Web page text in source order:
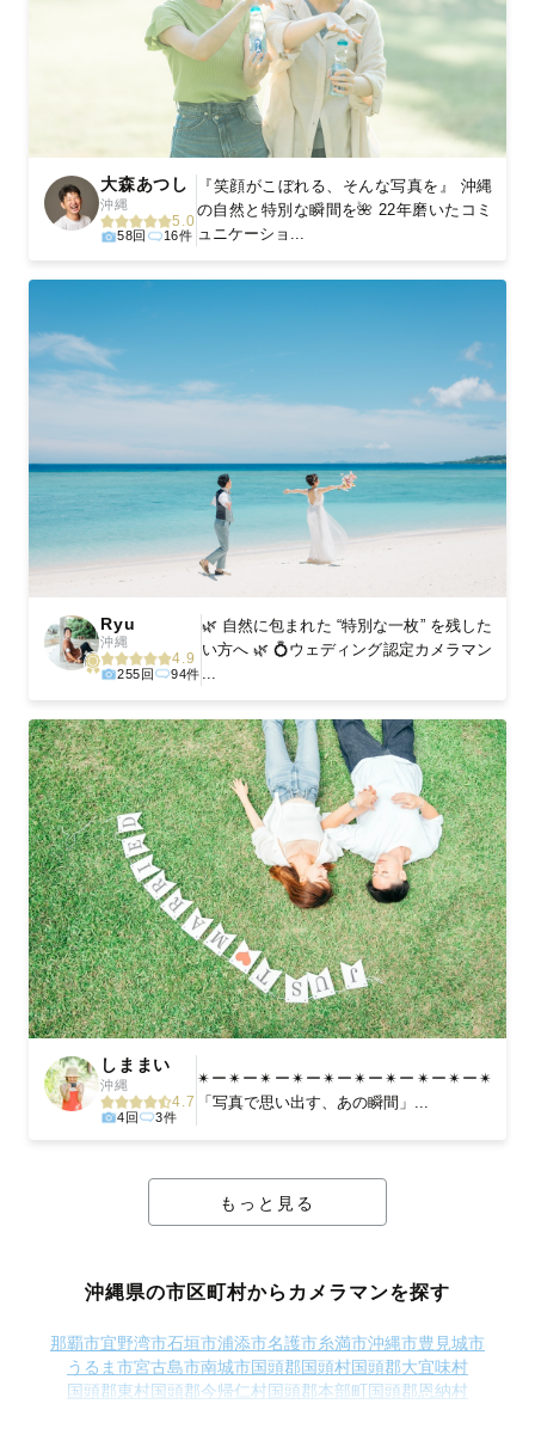
大森あつし
沖縄
5.0
58回 16件
『笑顔がこぼれる、そんな写真を』 沖縄
の自然と特別な瞬間を🌺 22年磨いたコミ
ュニケーショ...
Ryu
沖縄
4.9
255回 94件
🌿 自然に包まれた “特別な一枚” を残した
い方へ 🌿 💍ウェディング認定カメラマン
...
しままい
沖縄
4.7
4回 3件
✴︎ー✴︎ー✴︎ー✴︎ー✴︎ー✴︎ー✴︎ー✴︎ー✴︎ー✴︎
「写真で思い出す、あの瞬間」...
もっと見る
沖縄県の市区町村からカメラマンを探す
那覇市宜野湾市石垣市浦添市名護市糸満市沖縄市豊見城市
うるま市宮古島市南城市国頭郡国頭村国頭郡大宜味村
国頭郡東村国頭郡今帰仁村国頭郡本部町国頭郡恩納村